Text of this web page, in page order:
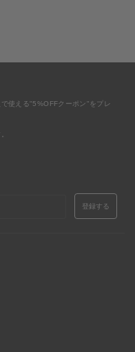
使える"5%OFFクーポン"をプレ
登録する